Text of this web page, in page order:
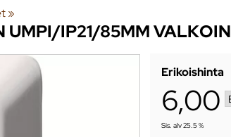
‪»
UMPI/IP21/85MM
Erikoishinta
6,00
Sis. alv 25.5 %